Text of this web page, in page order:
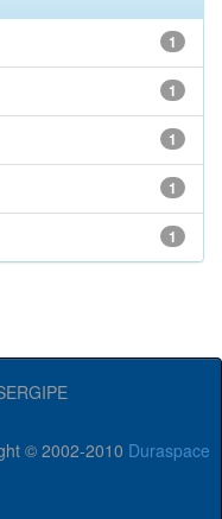
1
1
1
1
1
© 2002-2010 Duraspace